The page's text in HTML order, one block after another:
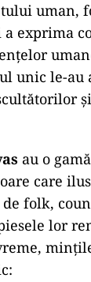
uman,
exprima
unic le-au
au o
care
folk,
lor